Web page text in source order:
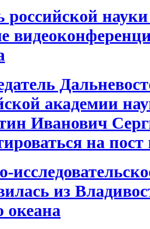
российской
академии
Иванович
на
из
океана